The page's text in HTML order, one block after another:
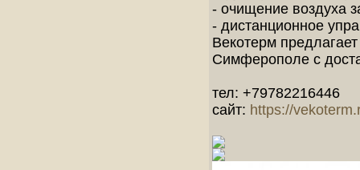
- очищение воздуха
- дистанционное
Векотерм
Симферополе с
тел: +79782216446
сайт: https://